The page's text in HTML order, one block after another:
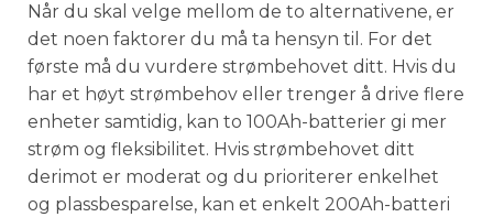
Når du skal velge mellom de to alternativene, er
det noen faktorer du må ta hensyn til. For det
første må du vurdere strømbehovet ditt. Hvis du
har et høyt strømbehov eller trenger å drive flere
enheter samtidig, kan to 100Ah-batterier gi mer
strøm og fleksibilitet. Hvis strømbehovet ditt
derimot er moderat og du prioriterer enkelhet
og plassbesparelse, kan et enkelt 200Ah-batteri